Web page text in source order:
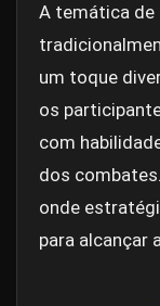
A temática de
um toque
os
com
dos
onde
para alcançar